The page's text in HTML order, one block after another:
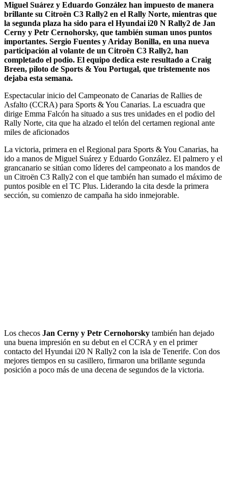
Miguel Suárez y Eduardo González han impuesto de manera
brillante su Citroën C3 Rally2 en el Rally Norte, mientras que
la segunda plaza ha sido para el Hyundai i20 N Rally2 de Jan
Cerny y Petr Cernohorsky, que también suman unos puntos
importantes. Sergio Fuentes y Ariday Bonilla, en una nueva
participación al volante de un Citroën C3 Rally2, han
completado el podio. El equipo dedica este resultado a Craig
Breen, piloto de Sports & You Portugal, que tristemente nos
dejaba esta semana.
Espectacular inicio del Campeonato de Canarias de Rallies de
Asfalto (CCRA) para Sports & You Canarias. La escuadra que
dirige Emma Falcón ha situado a sus tres unidades en el podio del
Rally Norte, cita que ha alzado el telón del certamen regional ante
miles de aficionados
La victoria, primera en el Regional para Sports & You Canarias, ha
ido a manos de Miguel Suárez y Eduardo González. El palmero y el
grancanario se sitúan como líderes del campeonato a los mandos de
un Citroën C3 Rally2 con el que también han sumado el máximo de
puntos posible en el TC Plus. Liderando la cita desde la primera
sección, su comienzo de campaña ha sido inmejorable.
Los checos Jan Cerny y Petr Cernohorsky también han dejado
una buena impresión en su debut en el CCRA y en el primer
contacto del Hyundai i20 N Rally2 con la isla de Tenerife. Con dos
mejores tiempos en su casillero, firmaron una brillante segunda
posición a poco más de una decena de segundos de la victoria.